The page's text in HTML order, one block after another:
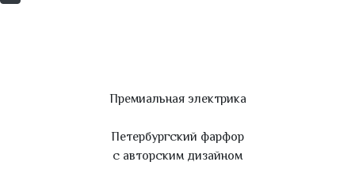
Премиальная электрика
Петербургский фарфор
с авторским дизайном